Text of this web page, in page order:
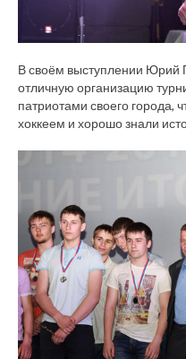
В своём выступлении Юрий
отличную организацию
патриотами своего города,
хоккеем и хорошо знали